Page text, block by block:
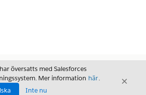
översatts med Salesforces
Mer information här.
Inte nu
Stäng